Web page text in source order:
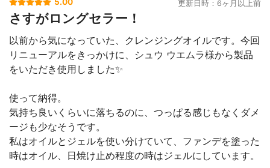
5.00 更新日時：6ヶ月以上前
さすがロングセラー！
以前から気になっていた、クレンジングオイルです。今回
リニューアルをきっかけに、シュウ ウエムラ様から製品
をいただき使用しました✨
使って納得。
気持ち良いくらいに落ちるのに、つっぱる感じもなくダメ
ージも少なそうです。
私はオイルとジェルを使い分けていて、ファンデを塗った
時はオイル、日焼け止め程度の時はジェルにしています。